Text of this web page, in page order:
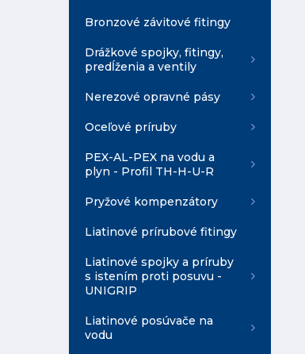
Bronzové závitové fitingy
Drážkové spojky, fitingy,
predĺženia a ventily
Nerezové opravné pásy
Oceľové príruby
PEX-AL-PEX na vodu a
plyn - Profil TH-H-U-R
Pryžové kompenzátory
Liatinové prírubové fitingy
Liatinové spojky a príruby
s istením proti posuvu -
UNIGRIP
Liatinové posúvače na
vodu